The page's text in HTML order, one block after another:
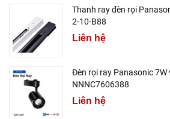
Thanh ray đèn rọi
2-10-B88
Liên hệ
Đèn rọi ray Panasonic 7W
NNNC7606388
Liên hệ